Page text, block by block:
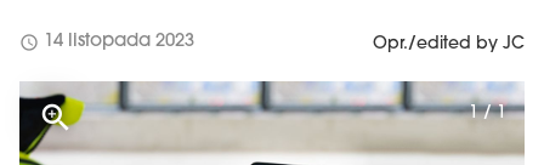
schedule 14 listopada 2023 Opr./edited by JC
1 / 1